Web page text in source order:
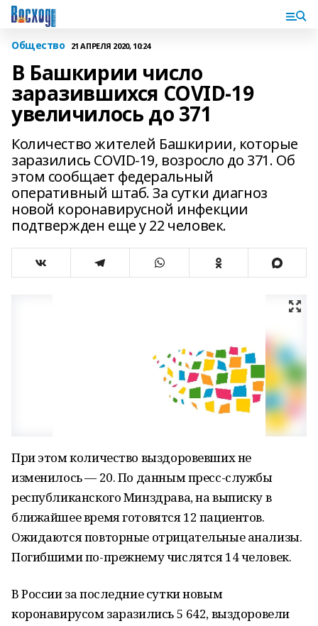
Общество 21 АПРЕЛЯ 2020, 10:24
В Башкирии число
заразившихся COVID-19
увеличилось до 371
Количество жителей Башкирии, которые
заразились COVID-19, возросло до 371. Об
этом сообщает федеральный
оперативный штаб. За сутки диагноз
новой коронавирусной инфекции
подтвержден еще у 22 человек.
При этом количество выздоровевших не
изменилось — 20. По данным пресс-службы
республиканского Минздрава, на выписку в
ближайшее время готовятся 12 пациентов.
Ожидаются повторные отрицательные анализы.
Погибшими по-прежнему числятся 14 человек.
В России за последние сутки новым
коронавирусом заразились 5 642, выздоровели